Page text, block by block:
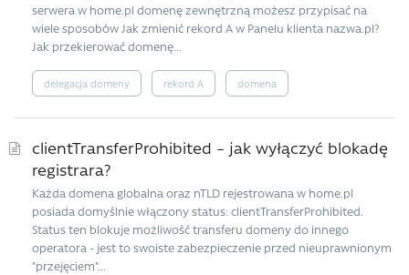
serwera w home.pl domenę zewnętrzną możesz przypisać na
wiele sposobów Jak zmienić rekord A w Panelu klienta nazwa.pl?
Jak przekierować domenę...
delegacja domeny rekord A domena
clientTransferProhibited – jak wyłączyć blokadę
registrara?
Każda domena globalna oraz nTLD rejestrowana w home.pl
posiada domyślnie włączony status: clientTransferProhibited.
Status ten blokuje możliwość transferu domeny do innego
operatora - jest to swoiste zabezpieczenie przed nieuprawnionym
"przejęciem"...